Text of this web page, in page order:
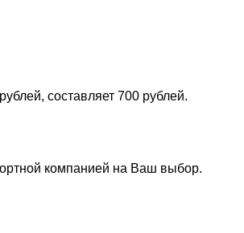
составляет 700 рублей.
компанией на Ваш выбор.